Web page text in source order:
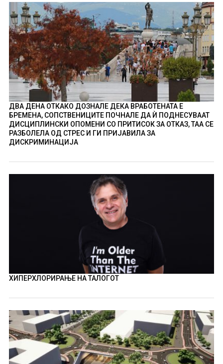
ДВА ДЕНА ОТКАКО ДОЗНАЛЕ ДЕКА ВРАБОТЕНАТА Е
БРЕМЕНА, СОПСТВЕНИЦИТЕ ПОЧНАЛЕ ДА Ѝ ПОДНЕСУВААТ
ДИСЦИПЛИНСКИ ОПОМЕНИ СО ПРИТИСОК ЗА ОТКАЗ, ТАА СЕ
РАЗБОЛЕЛА ОД СТРЕС И ГИ ПРИЈАВИЛА ЗА
ДИСКРИМИНАЦИЈА
ХИПЕРХЛОРИРАЊЕ НА ТАЛОГОТ